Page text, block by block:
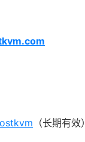
（长期有效）